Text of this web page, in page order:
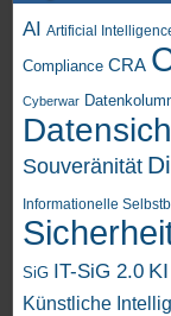
AI Artificial
Compliance CRA
Cyberwar
Souveränität
Informationelle
SiG IT-SiG 2.0 KI
Künstliche